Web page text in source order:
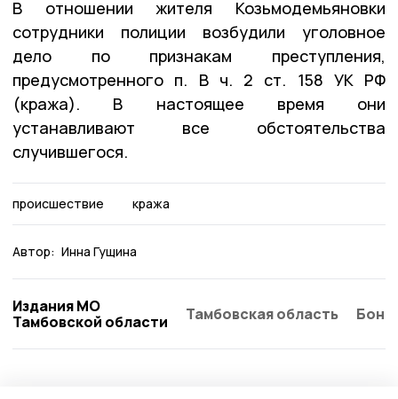
В отношении жителя Козьмодемьяновки
сотрудники полиции возбудили уголовное
дело по признакам преступления,
предусмотренного п. В ч. 2 ст. 158 УК РФ
(кража). В настоящее время они
устанавливают все обстоятельства
случившегося.
происшествие кража
Автор: Инна Гущина
Издания МО
Тамбовской области
Тамбовская область